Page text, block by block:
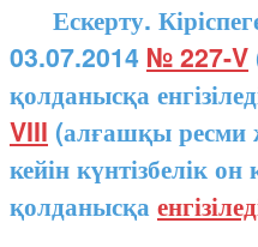
Ескерту. Кіріспеге
03.07.2014 № 227-V
қолданысқа
VIII (алғашқы ресми
кейін күнтізбелік
қолданысқа